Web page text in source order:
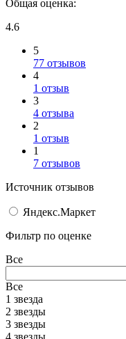
Общая оценка:
4.6
5
77 отзывов
4
1 отзыв
3
4 отзыва
2
1 отзыв
1
7 отзывов
Источник отзывов
Яндекс.Маркет
Фильтр по оценке
Все
Все
1 звезда
2 звезды
3 звезды
4 звезды